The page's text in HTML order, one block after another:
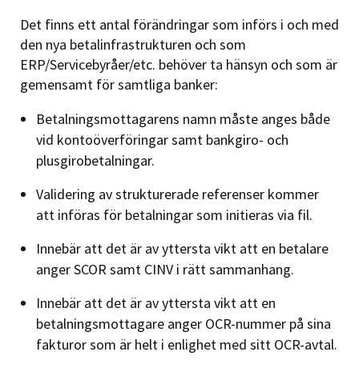
Det finns ett antal förändringar som införs i och med
den nya betalinfrastrukturen och som
ERP/Servicebyråer/etc. behöver ta hänsyn och som är
gemensamt för samtliga banker:
Betalningsmottagarens namn måste anges både
vid kontoöverföringar samt bankgiro- och
plusgirobetalningar.
Validering av strukturerade referenser kommer
att införas för betalningar som initieras via fil.
Innebär att det är av yttersta vikt att en betalare
anger SCOR samt CINV i rätt sammanhang.
Innebär att det är av yttersta vikt att en
betalningsmottagare anger OCR-nummer på sina
fakturor som är helt i enlighet med sitt OCR-avtal.